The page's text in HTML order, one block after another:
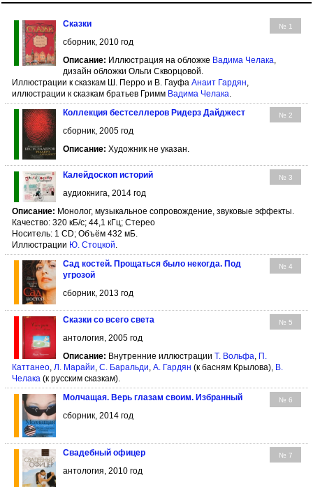
№ 1
Сказки
сборник, 2010 год
Описание: Иллюстрация на обложке Вадима Челака,
дизайн обложки Ольги Скворцовой.
Иллюстрации к сказкам Ш. Перро и В. Гауфа Анаит Гардян,
иллюстрации к сказкам братьев Гримм Вадима Челака.
№ 2
Коллекция бестселлеров Ридерз Дайджест
сборник, 2005 год
Описание: Художник не указан.
№ 3
Калейдоскоп историй
аудиокнига, 2014 год
Описание: Монолог, музыкальное сопровождение, звуковые эффекты.
Качество: 320 кБ/с; 44,1 кГц; Стерео
Носитель: 1 CD; Объём 432 мБ.
Иллюстрации Ю. Стоцкой.
№ 4
Сад костей. Прощаться было некогда. Под
угрозой
сборник, 2013 год
№ 5
Сказки со всего света
антология, 2005 год
Описание: Внутренние иллюстрации Т. Вольфа П.
Каттанео Л. Марайи С. Баральди А. Гардян (к басням Крылова), В.
Челака (к русским сказкам).
№ 6
Молчащая. Верь глазам своим. Избранный
сборник, 2014 год
№ 7
Свадебный офицер
антология, 2010 год